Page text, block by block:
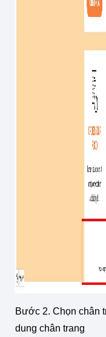
Bước 2. Chọn chân
dung chân trang